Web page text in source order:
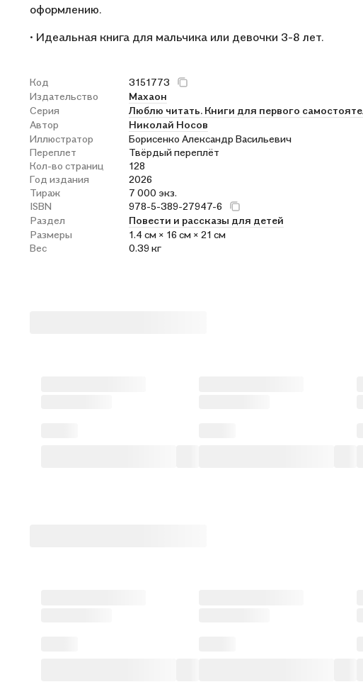
оформлению.
• Идеальная книга для мальчика или девочки 3-8 лет.
Код
3151773
Издательство
Махаон
Серия
Люблю читать. Книги для первого
Автор
Николай Носов
Иллюстратор
Борисенко Александр Васильевич
Переплет
Твёрдый переплёт
Кол-во страниц
128
Год издания
2026
Тираж
7 000 экз.
ISBN
978-5-389-27947-6
Раздел
Повести и рассказы для детей
Размеры
1.4 см × 16 см × 21 см
Вес
0.39 кг